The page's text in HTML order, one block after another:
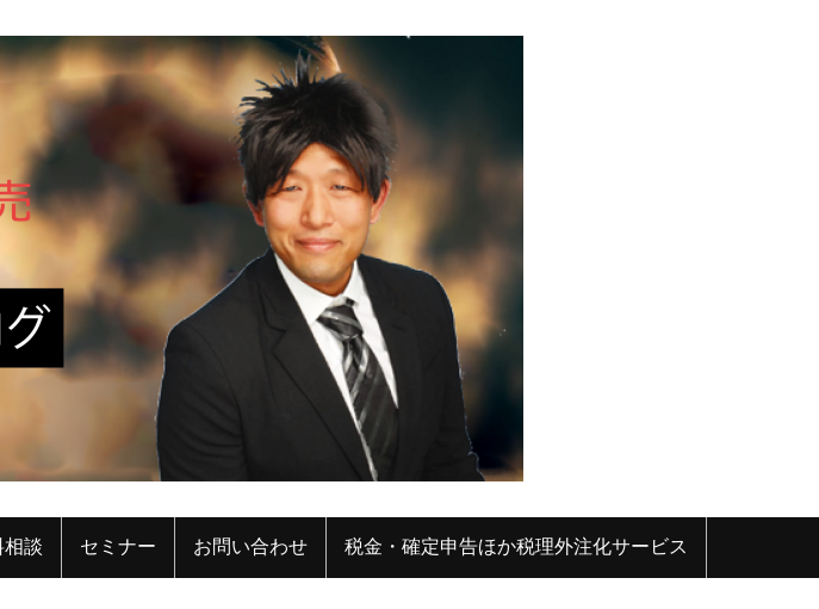
相談 セミナー お問い合わせ 税金・確定申告ほか税理外注化サービス